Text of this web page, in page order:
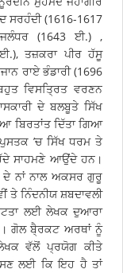
ਸਰਹੰਦੀ (1616-1617
ਜਲੰਧਰ (1643 ਈ.) ,
ਈ.), ਤਜ਼ਕਰਾ ਪੀਰ ਹੱਸੂ
ਰਾਏ ਭੰਡਾਰੀ (1696
ਵਿਸਤਿ੍ਰਤ ਵਰਣਨ
ਦੇ ਬਲਬੂਤੇ ਸਿੱਖ
ਬਿਰਤਾਂਤ ਦਿੱਤਾ ਗਿਆ
’ਚ ਸਿੱਖ ਧਰਮ ਤੇ
ਸਾਹਮਣੇ ਆਉਂਦੇ ਹਨ।
ਦੇ ਨਾਂ ਨਾਲ ਅਕਸਰ ਗੁਰੂ
ਤੇ ਨਿੰਦਨੀਯ ਸ਼ਬਦਾਵਲੀ
ਲਈ ਲੇਖਕ ਦੁਆਰਾ
ਗੋਲ ਬੈ੍ਰਕਟ ਅਰਥਾਂ ਨੂੰ
ਵੱਲੋਂ ਪ੍ਰਯੋਗ ਕੀਤੇ
ਲਈ ਕਿ ਇਹ ਹੈ ਤਾਂ